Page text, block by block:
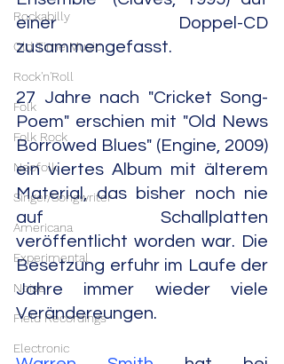
Rockabilly
Old Time Music
Rock'n'Roll
Folk
Folk Rock
Neofolk
Singer/Songwriter
Americana
Experimental
Noise
Field Recordings
Electronic
einer Doppel-CD
zusammengefasst.
27 Jahre nach "Cricket Song-
Poem" erschien mit "Old News
Borrowed Blues" (Engine, 2009)
ein viertes Album mit älterem
Material, das bisher noch nie
auf Schallplatten
veröffentlicht worden war. Die
Besetzung erfuhr im Laufe der
Jahre immer wieder viele
Verändereungen.